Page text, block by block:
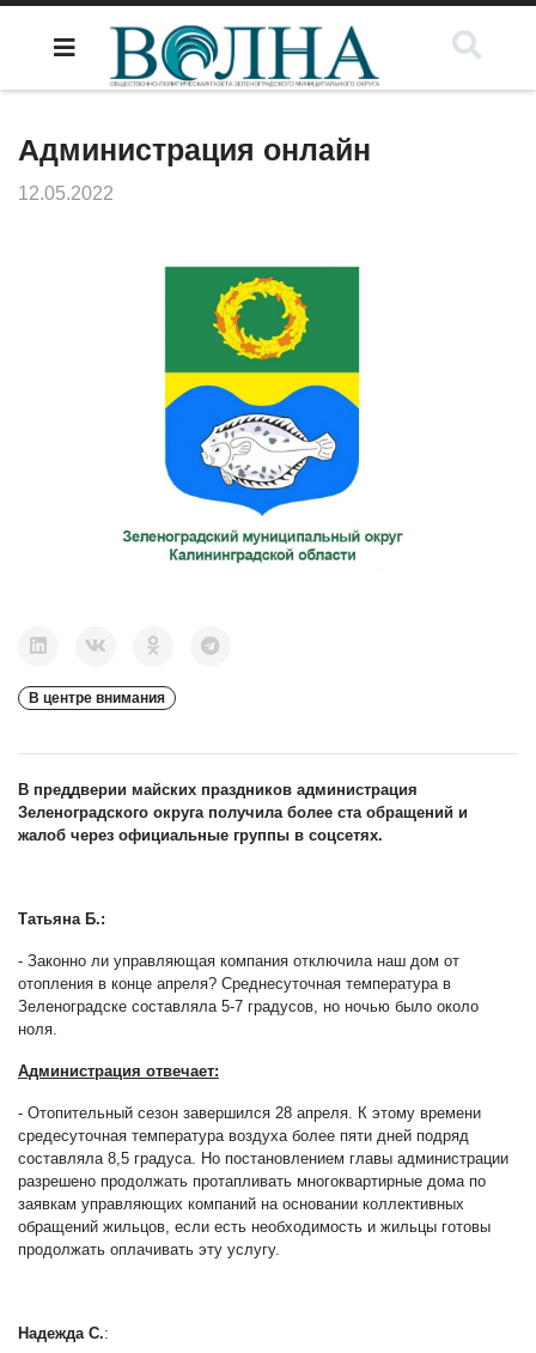
Администрация онлайн
12.05.2022
В центре внимания
В преддверии майских праздников администрация
Зеленоградского округа получила более ста обращений и
жалоб через официальные группы в соцсетях.
Татьяна Б.:
- Законно ли управляющая компания отключила наш дом от
отопления в конце апреля? Среднесуточная температура в
Зеленоградске составляла 5-7 градусов, но ночью было около
ноля.
Администрация отвечает:
- Отопительный сезон завершился 28 апреля. К этому времени
средесуточная температура воздуха более пяти дней подряд
составляла 8,5 градуса. Но постановлением главы администрации
разрешено продолжать протапливать многоквартирные дома по
заявкам управляющих компаний на основании коллективных
обращений жильцов, если есть необходимость и жильцы готовы
продолжать оплачивать эту услугу.
Надежда С.: